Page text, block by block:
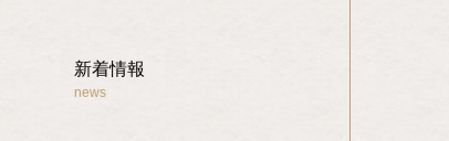
新着情報
news